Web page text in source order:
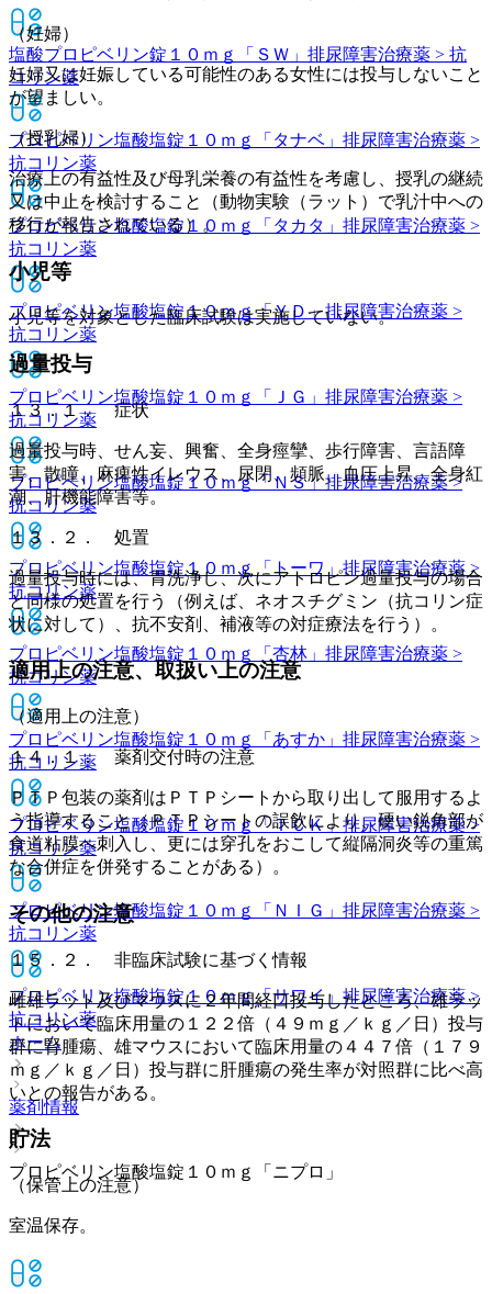
塩酸プロピベリン錠１０ｍｇ「ＳＷ」 排尿障害治療薬 > 抗
コリン薬
プロピベリン塩酸塩錠１０ｍｇ「タナベ」 排尿障害治療薬 >
抗コリン薬
プロピベリン塩酸塩錠１０ｍｇ「タカタ」 排尿障害治療薬 >
抗コリン薬
プロピベリン塩酸塩錠１０ｍｇ「ＹＤ」排尿障害治療薬 >
抗コリン薬
プロピベリン塩酸塩錠１０ｍｇ「ＪＧ」 排尿障害治療薬 >
抗コリン薬
プロピベリン塩酸塩錠１０ｍｇ「ＮＳ」排尿障害治療薬 >
抗コリン薬
プロピベリン塩酸塩錠１０ｍｇ「トーワ」排尿障害治療薬 >
抗コリン薬
プロピベリン塩酸塩錠１０ｍｇ「杏林」 排尿障害治療薬 >
抗コリン薬
プロピベリン塩酸塩錠１０ｍｇ「あすか」 排尿障害治療薬 >
抗コリン薬
プロピベリン塩酸塩錠１０ｍｇ「ＴＣＫ」排尿障害治療薬 >
抗コリン薬
プロピベリン塩酸塩錠１０ｍｇ「ＮＩＧ」 排尿障害治療薬 >
抗コリン薬
プロピベリン塩酸塩錠１０ｍｇ「サワイ」 排尿障害治療薬 >
抗コリン薬
ホーム
薬剤情報
プロピベリン塩酸塩錠１０ｍｇ「ニプロ」
（妊婦）
妊婦又は妊娠している可能性のある女性には投与しないこと
が望ましい。
（授乳婦）
治療上の有益性及び母乳栄養の有益性を考慮し、授乳の継続
又は中止を検討すること（動物実験（ラット）で乳汁中への
移行が報告されている）。
小児等
小児等を対象とした臨床試験は実施していない。
過量投与
１３．１． 症状
過量投与時、せん妄、興奮、全身痙攣、歩行障害、言語障
害、散瞳、麻痺性イレウス、尿閉、頻脈、血圧上昇、全身紅
潮、肝機能障害等。
１３．２． 処置
過量投与時には、胃洗浄し、次にアトロピン過量投与の場合
と同様の処置を行う（例えば、ネオスチグミン（抗コリン症
状に対して）、抗不安剤、補液等の対症療法を行う）。
適用上の注意、取扱い上の注意
（適用上の注意）
１４．１． 薬剤交付時の注意
ＰＴＰ包装の薬剤はＰＴＰシートから取り出して服用するよ
う指導すること（ＰＴＰシートの誤飲により、硬い鋭角部が
食道粘膜へ刺入し、更には穿孔をおこして縦隔洞炎等の重篤
な合併症を併発することがある）。
その他の注意
１５．２． 非臨床試験に基づく情報
雌雄ラット及びマウスに２年間経口投与したところ、雄ラッ
トにおいて臨床用量の１２２倍（４９ｍｇ／ｋｇ／日）投与
群に腎腫瘍、雄マウスにおいて臨床用量の４４７倍（１７９
ｍｇ／ｋｇ／日）投与群に肝腫瘍の発生率が対照群に比べ高
いとの報告がある。
貯法
（保管上の注意）
室温保存。